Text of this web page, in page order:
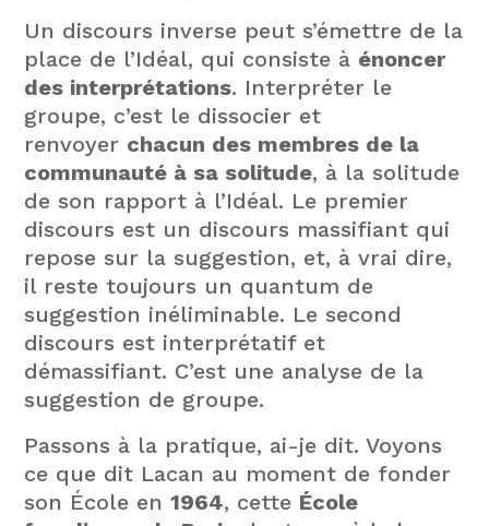
Un discours inverse peut s’émettre de la
place de l’Idéal, qui consiste à énoncer
des interprétations. Interpréter le
groupe, c’est le dissocier et
renvoyer chacun des membres de la
communauté à sa solitude, à la solitude
de son rapport à l’Idéal. Le premier
discours est un discours massifiant qui
repose sur la suggestion, et, à vrai dire,
il reste toujours un quantum de
suggestion inéliminable. Le second
discours est interprétatif et
démassifiant. C’est une analyse de la
suggestion de groupe.
Passons à la pratique, ai-je dit. Voyons
ce que dit Lacan au moment de fonder
son École en1964, cette École